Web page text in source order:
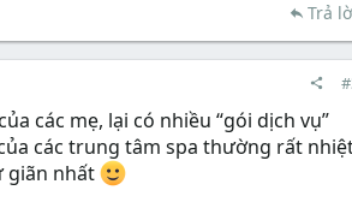
Trả
các mẹ, lại có nhiều “gói dịch vụ”
các trung tâm spa thường rất
giãn nhất